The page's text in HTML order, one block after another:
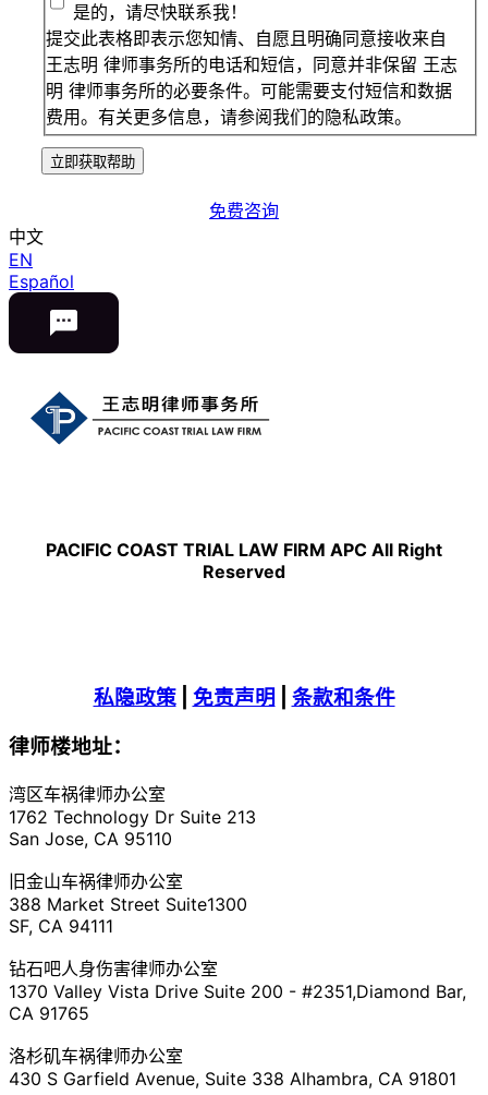
是的，请尽快联系我！
提交此表格即表示您知情、自愿且明确同意接收来自
王志明 律师事务所的电话和短信，同意并非保留 王志
明 律师事务所的必要条件。可能需要支付短信和数据
费用。有关更多信息，请参阅我们的隐私政策。
立即获取帮助
免费咨询
中文
EN
Español
PACIFIC COAST TRIAL LAW FIRM APC All Right
Reserved
私隐政策| 免责声明
条款和条件
律师楼地址：
湾区车祸律师办公室
1762 Technology Dr Suite 213
San Jose, CA 95110
旧金山车祸律师办公室
388 Market Street Suite1300
SF, CA 94111
钻石吧人身伤害律师办公室
1370 Valley Vista Drive Suite 200 - #2351,Diamond Bar,
CA 91765
洛杉矶车祸律师办公室
430 S Garfield Avenue, Suite 338 Alhambra, CA 91801